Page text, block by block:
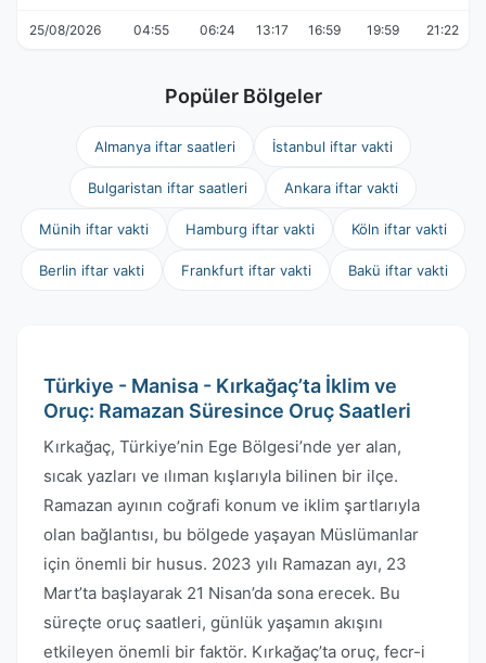
25/08/2026 04:55 06:24 13:17 16:59 19:59 21:22
Popüler Bölgeler
Almanya iftar saatleri İstanbul iftar vakti
Bulgaristan iftar saatleri Ankara iftar vakti
Münih iftar vakti Hamburg iftar vakti Köln iftar vakti
Berlin iftar vakti Frankfurt iftar vakti Bakü iftar vakti
Türkiye - Manisa - Kırkağaç’ta İklim ve
Oruç: Ramazan Süresince Oruç Saatleri
Kırkağaç, Türkiye’nin Ege Bölgesi’nde yer alan,
sıcak yazları ve ılıman kışlarıyla bilinen bir ilçe.
Ramazan ayının coğrafi konum ve iklim şartlarıyla
olan bağlantısı, bu bölgede yaşayan Müslümanlar
için önemli bir husus. 2023 yılı Ramazan ayı, 23
Mart’ta başlayarak 21 Nisan’da sona erecek. Bu
süreçte oruç saatleri, günlük yaşamın akışını
etkileyen önemli bir faktör. Kırkağaç’ta oruç, fecr-i